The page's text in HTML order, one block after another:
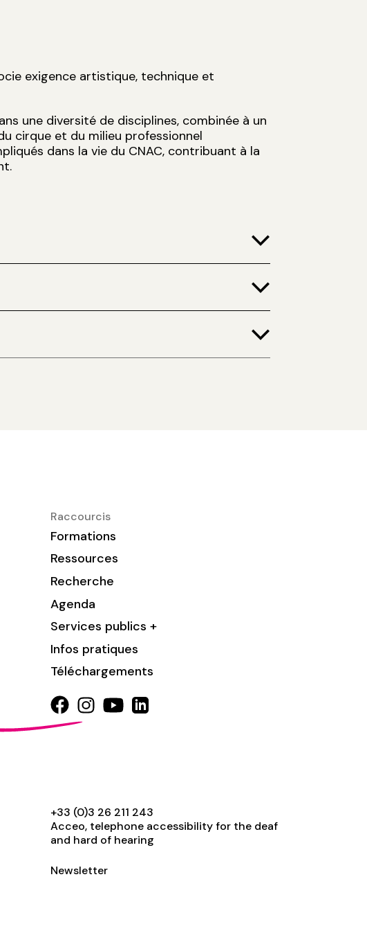
exigence artistique, technique et
une diversité de disciplines, combinée à un
cirque et du milieu professionnel
dans la vie du CNAC, contribuant à la
Raccourcis
Formations
Ressources
Recherche
Agenda
Services publics +
Infos pratiques
Téléchargements
+33 (0)3 26 211 243
Acceo, telephone accessibility for the deaf
and hard of hearing
Newsletter